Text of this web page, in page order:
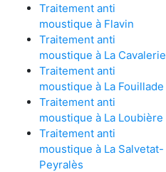
Traitement anti
moustique à Flavin
Traitement anti
moustique à La Cavalerie
Traitement anti
moustique à La Fouillade
Traitement anti
moustique à La Loubière
Traitement anti
moustique à La Salvetat-
Peyralès